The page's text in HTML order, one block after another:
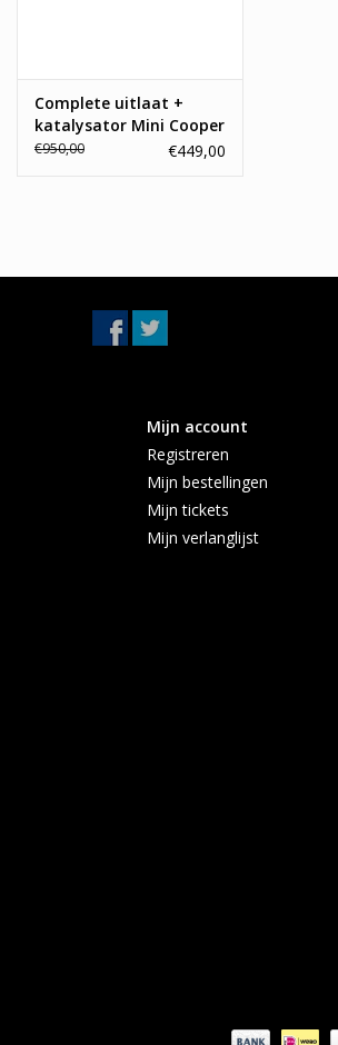
Complete uitlaat +
katalysator Mini Cooper
S R53
€950,00 €449,00
Mijn account
Registreren
Mijn bestellingen
Mijn tickets
Mijn verlanglijst